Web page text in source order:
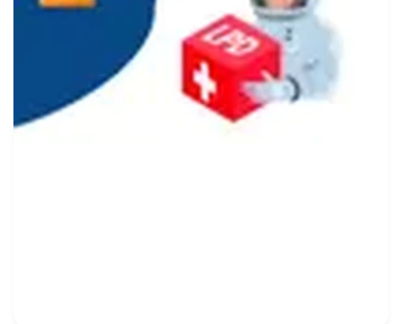
Estelle Penin
22 mars 2022